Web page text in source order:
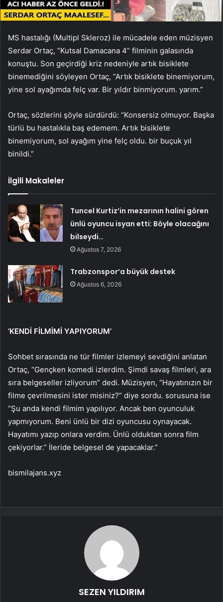
MS hastalığı (Multipl Skleroz) ile mücadele eden müzisyen
Serdar Ortaç, “Kutsal Damacana 4” filminin galasında
konuştu. Son geçirdiği kriz nedeniyle artık bisiklete
binemediğini söyleyen Ortaç, “Artık bisiklete binemiyorum,
yine sol ayağımda felç var. Bir yıldır binmiyorum. yarım.”
Ortaç, sözlerini şöyle sürdürdü: “Konsersiz olmuyor. Başka
türlü bu hastalıkla baş edemem. Artık bisiklete
binemiyorum, sol ayağım yine felç oldu. bir buçuk yıl
binildi.”
İlgili Makaleler
Tuncel Kurtiz’in mezarının halini gören
ünlü oyuncu isyan etti: Böyle olacağını
bilseydi…
Ağustos 7, 2026
Trabzonspor’a büyük destek
Ağustos 6, 2026
‘KENDİ FİLMİMİ YAPIYORUM’
Sohbet sırasında ne tür filmler izlemeyi sevdiğini anlatan
Ortaç, “Gençken komedi izlerdim. Şimdi savaş filmleri, ara
sıra belgeseller izliyorum” dedi. Müzisyen, “Hayatınızın bir
filme çevrilmesini ister misiniz?” diye sordu. sorusuna ise
“Şu anda kendi filmim yapılıyor. Ancak ben oyunculuk
yapmıyorum. Beni ünlü bir dizi oyuncusu oynayacak.
Hayatımı yazıp onlara verdim. Ünlü olduktan sonra film
çekiyorlar.” İleride belgesel de yapacaklar.”
bismilajans.xyz
SEZEN YILDIRIM